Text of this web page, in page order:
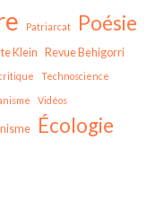
Patriarcat Poésie
Klein Revue Behigorri
Technoscience
Vidéos
Écologie